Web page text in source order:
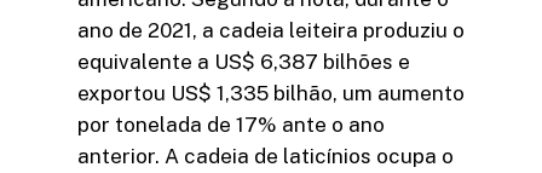
ano de 2021, a cadeia leiteira produziu o
equivalente a US$ 6,387 bilhões e
exportou US$ 1,335 bilhão, um aumento
por tonelada de 17% ante o ano
anterior. A cadeia de laticínios ocupa o